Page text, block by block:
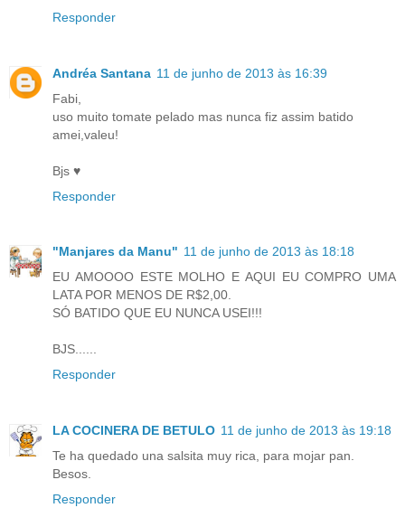
Responder
Andréa Santana 11 de junho de 2013 às 16:39
Fabi,
uso muito tomate pelado mas nunca fiz assim batido
amei,valeu!
Bjs ♥
Responder
"Manjares da Manu" 11 de junho de 2013 às 18:18
EU AMOOOO ESTE MOLHO E AQUI EU COMPRO UMA
LATA POR MENOS DE R$2,00.
SÓ BATIDO QUE EU NUNCA USEI!!!
BJS......
Responder
LA COCINERA DE BETULO 11 de junho de 2013 às 19:18
Te ha quedado una salsita muy rica, para mojar pan.
Besos.
Responder